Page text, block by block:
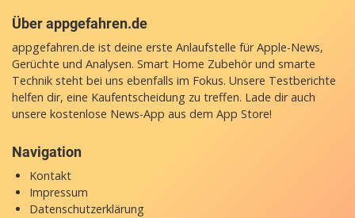
Über appgefahren.de
appgefahren.de ist deine erste Anlaufstelle für Apple-News,
Gerüchte und Analysen. Smart Home Zubehör und smarte
Technik steht bei uns ebenfalls im Fokus. Unsere Testberichte
helfen dir, eine Kaufentscheidung zu treffen. Lade dir auch
unsere kostenlose News-App aus dem App Store!
Navigation
Kontakt
Impressum
Datenschutzerklärung